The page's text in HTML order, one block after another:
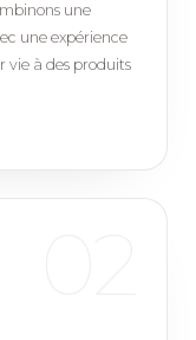
une
une expérience
vie à des produits